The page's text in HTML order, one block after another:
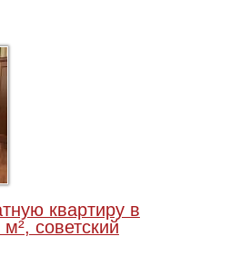
квартиру в
советский